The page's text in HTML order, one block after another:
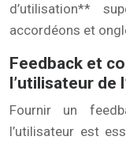
d’utilisation**
accordéons et
Feedback et
l’utilisateur de
Fournir un
l’utilisateur est